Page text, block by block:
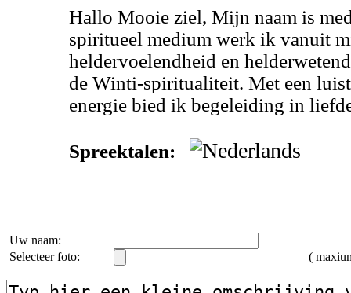
Hallo Mooie ziel, Mijn naam is
spiritueel medium werk ik vanuit
heldervoelendheid en
de Winti-spiritualiteit. Met een
energie bied ik begeleiding in
Spreektalen:
Uw naam:
Selecteer foto:
(